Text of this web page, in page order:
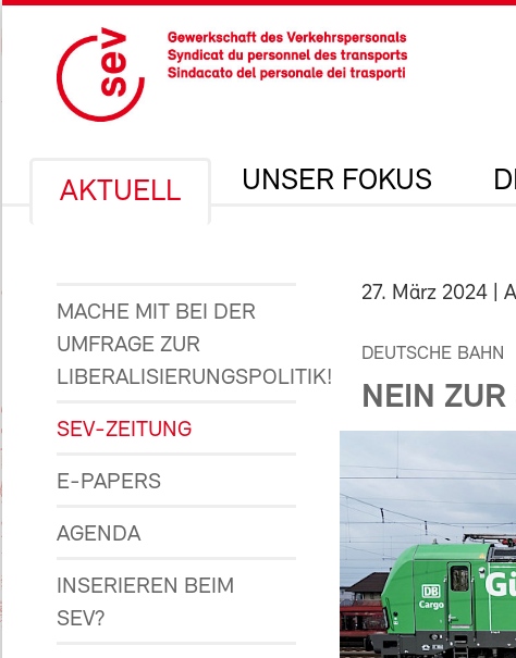
AKTUELL UNSER FOKUS
MACHE MIT BEI DER
UMFRAGE ZUR
LIBERALISIERUNGSPOLITIK!
SEV-ZEITUNG
E-PAPERS
AGENDA
INSERIEREN BEIM
SEV?
27. März 2024 |
DEUTSCHE BAHN
NEIN